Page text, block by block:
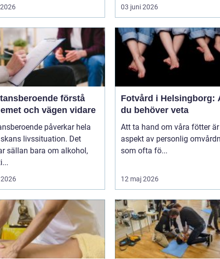
03 juni 2026
förstå
och vägen vidare
påverkar hela
livssituation. Det
sällan bara om alkohol,
Fotvård i Helsingborg:
du behöver veta
Att ta hand om våra fötter
aspekt av personlig
som ofta fö...
12 maj 2026